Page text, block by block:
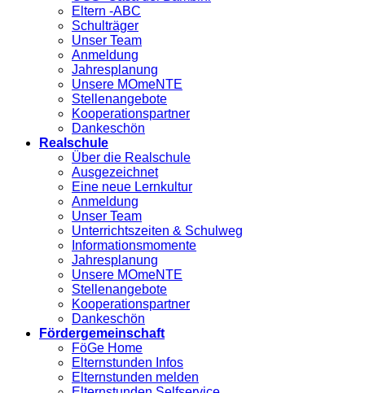
Eltern -ABC
Schulträger
Unser Team
Anmeldung
Jahresplanung
Unsere MOmeNTE
Stellenangebote
Kooperationspartner
Dankeschön
Realschule
Über die Realschule
Ausgezeichnet
Eine neue Lernkultur
Anmeldung
Unser Team
Unterrichtszeiten & Schulweg
Informationsmomente
Jahresplanung
Unsere MOmeNTE
Stellenangebote
Kooperationspartner
Dankeschön
Fördergemeinschaft
FöGe Home
Elternstunden Infos
Elternstunden melden